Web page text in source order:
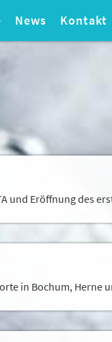
News Kontakt
und Eröffnung des
in Bochum, Herne